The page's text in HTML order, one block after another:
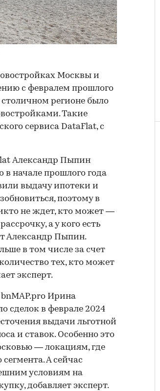
Москвы и
с февралем прошлого
столичном регионе было
Такие
сервиса DataFlat, с
Александр Пыпин
начале прошлого года
выдачу ипотеки и
поэтому в
не ждет, кто может —
а у кого есть
Александр Пыпин.
в том числе за счет
тех, кто может
эксперт.
Ирина
сделок в феврале 2024
выдачи льготной
и ставок. Особенно это
— локациям, где
А сейчас
условиям на
добавляет эксперт.